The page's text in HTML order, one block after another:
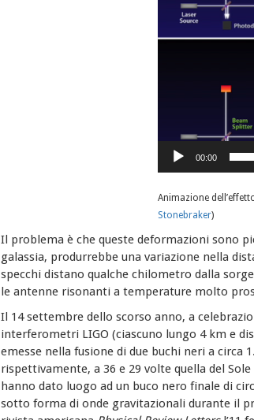
00:00
Animazione
Stonebraker)
Il problema è che queste deformazioni sono
galassia, produrrebbe una variazione nella
specchi distano qualche chilometro dalla
le antenne risonanti a temperature molto
Il 14 settembre dello scorso anno, a
interferometri LIGO (ciascuno lungo 4 km e
emesse nella fusione di due buchi neri a circa
rispettivamente, a 36 e 29 volte quella del
hanno dato luogo ad un buco nero finale di
sotto forma di onde gravitazionali durante il